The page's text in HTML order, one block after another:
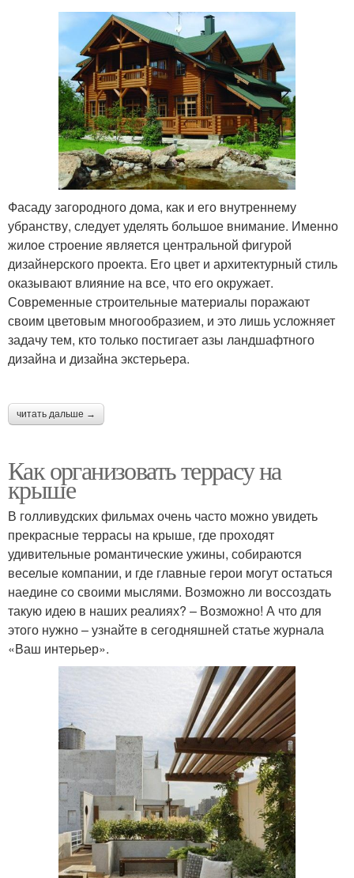
Фасаду загородного дома, как и его внутреннему
убранству, следует уделять большое внимание. Именно
жилое строение является центральной фигурой
дизайнерского проекта. Его цвет и архитектурный стиль
оказывают влияние на все, что его окружает.
Современные строительные материалы поражают
своим цветовым многообразием, и это лишь усложняет
задачу тем, кто только постигает азы ландшафтного
дизайна и дизайна экстерьера.
читать дальше →
Как организовать террасу на
крыше
В голливудских фильмах очень часто можно увидеть
прекрасные террасы на крыше, где проходят
удивительные романтические ужины, собираются
веселые компании, и где главные герои могут остаться
наедине со своими мыслями. Возможно ли воссоздать
такую идею в наших реалиях? – Возможно! А что для
этого нужно – узнайте в сегодняшней статье журнала
«Ваш интерьер».